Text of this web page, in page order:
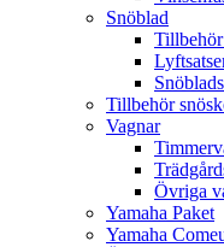
Snöblad
Tillbehör
Vagnar
Övriga
Yamaha Paket
Yamaha